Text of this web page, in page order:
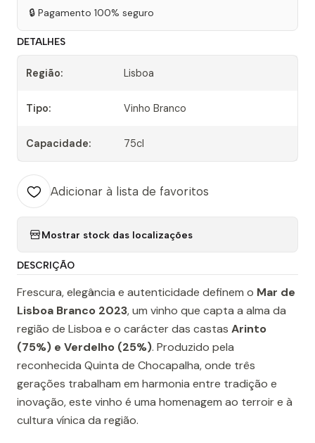
🔒 Pagamento 100% seguro
DETALHES
Região: Lisboa
Tipo: Vinho Branco
Capacidade: 75cl
Adicionar à lista de favoritos
Mostrar stock das localizações
DESCRIÇÃO
Frescura, elegância e autenticidade definem o Mar de
Lisboa Branco 2023, um vinho que capta a alma da
região de Lisboa e o carácter das castas Arinto
(75%) e Verdelho (25%). Produzido pela
reconhecida Quinta de Chocapalha, onde três
gerações trabalham em harmonia entre tradição e
inovação, este vinho é uma homenagem ao terroir e à
cultura vínica da região.